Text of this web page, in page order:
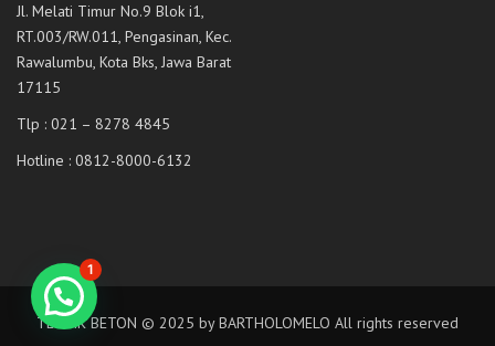
Jl. Melati Timur No.9 Blok i1,
RT.003/RW.011, Pengasinan, Kec.
Rawalumbu, Kota Bks, Jawa Barat
17115
Tlp : 021 – 8278 4845
Hotline : 0812-8000-6132
TEKNIK BETON © 2025 by BARTHOLOMELO All rights reserved
1